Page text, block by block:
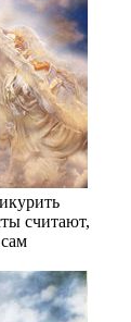
считают,